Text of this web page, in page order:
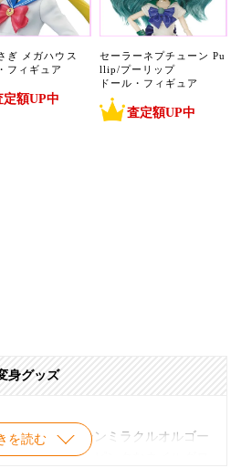
ぎ メガハウス
フィギュア
定額UP中
セーラーネプチューン Pu
llip/プーリップ
ドール・フィギュア
査定額UP中
身グッズ
を読む
ルゴール、ムーンミラクルオルゴー
しの銀水晶、ピンクなネイルグロ